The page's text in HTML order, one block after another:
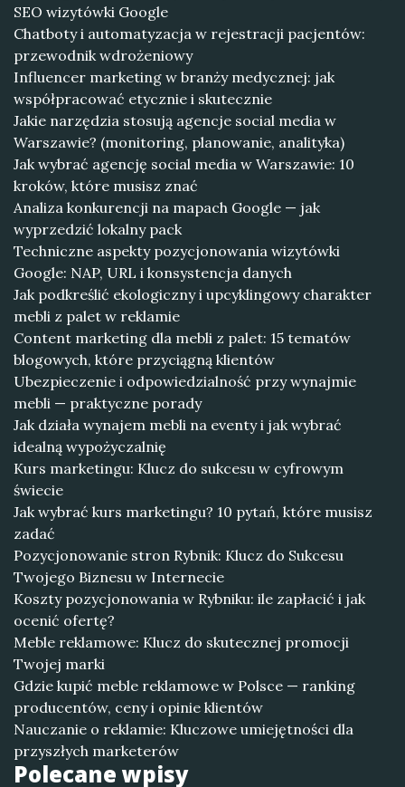
SEO wizytówki Google
Chatboty i automatyzacja w rejestracji pacjentów:
przewodnik wdrożeniowy
Influencer marketing w branży medycznej: jak
współpracować etycznie i skutecznie
Jakie narzędzia stosują agencje social media w
Warszawie? (monitoring, planowanie, analityka)
Jak wybrać agencję social media w Warszawie: 10
kroków, które musisz znać
Analiza konkurencji na mapach Google — jak
wyprzedzić lokalny pack
Techniczne aspekty pozycjonowania wizytówki
Google: NAP, URL i konsystencja danych
Jak podkreślić ekologiczny i upcyklingowy charakter
mebli z palet w reklamie
Content marketing dla mebli z palet: 15 tematów
blogowych, które przyciągną klientów
Ubezpieczenie i odpowiedzialność przy wynajmie
mebli — praktyczne porady
Jak działa wynajem mebli na eventy i jak wybrać
idealną wypożyczalnię
Kurs marketingu: Klucz do sukcesu w cyfrowym
świecie
Jak wybrać kurs marketingu? 10 pytań, które musisz
zadać
Pozycjonowanie stron Rybnik: Klucz do Sukcesu
Twojego Biznesu w Internecie
Koszty pozycjonowania w Rybniku: ile zapłacić i jak
ocenić ofertę?
Meble reklamowe: Klucz do skutecznej promocji
Twojej marki
Gdzie kupić meble reklamowe w Polsce — ranking
producentów, ceny i opinie klientów
Nauczanie o reklamie: Kluczowe umiejętności dla
przyszłych marketerów
Polecane wpisy